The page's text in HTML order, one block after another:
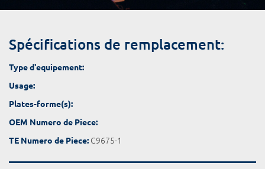
Spécifications de remplacement:
Type d'equipement:
Usage:
Plates-forme(s):
OEM Numero de Piece:
TE Numero de Piece: C9675-1